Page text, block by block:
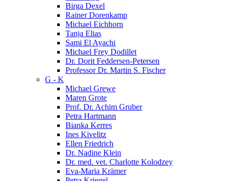
Birga Dexel
Rainer Dorenkamp
Michael Eichhorn
Tanja Elias
Sami El Ayachi
Michael Frey Dodillet
Dr. Dorit Feddersen-Petersen
Professor Dr. Martin S. Fischer
G - K
Michael Grewe
Maren Grote
Prof. Dr. Achim Gruber
Petra Hartmann
Bianka Kerres
Ines Kivelitz
Ellen Friedrich
Dr. Nadine Klein
Dr. med. vet. Charlotte Kolodzey
Eva-Maria Krämer